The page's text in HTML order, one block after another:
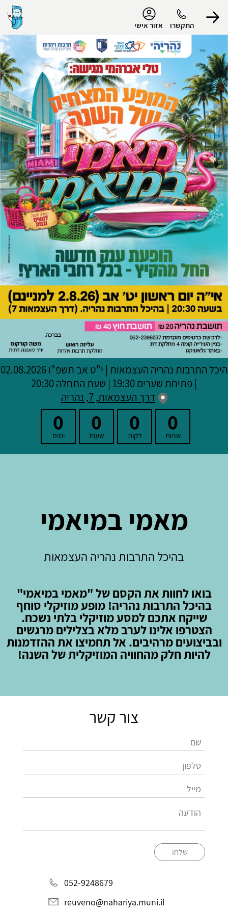
התקשרו אזור אישי
הפרופיל שלי
התנתק
היכל התרבות נהריה העצמאות | י"ט אב תשפ"ו02.08.2026
| פתיחת שערים 19:30 | שעת התחלה 20:30
דרך העצמאות, 7, נהריה
0
שניות
0
דקות
0
שעות
0
ימים
מאמי במיאמי
בהיכל התרבות נהריה העצמאות
בואו לחוות את הקסם של "מאמי במיאמי"
בהיכל התרבות נהריה! מופע מוזיקלי סוחף
שייקח אתכם למסע מוזיקלי בלתי נשכח.
הצטרפו אלינו לערב מלא בצלילים מרגשים
ובביצועים מרהיבים. אל תחמיצו את ההזדמנות
להיות חלק מהחוויה המוזיקלית של השנה!
צור קשר
שלחו
052-9248679
reuveno@nahariya.muni.il